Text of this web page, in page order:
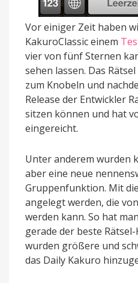
Vor einiger Zeit haben
KakuroClassic einem
vier von fünf Sternen
sehen lassen. Das
zum Knobeln und
Release der Entwickler
sitzen können und hat
eingereicht.
Unter anderem wurden
aber eine neue
Gruppenfunktion. Mit
angelegt werden, die
werden kann. So hat
gerade der beste
wurden größere und
das Daily Kakuro